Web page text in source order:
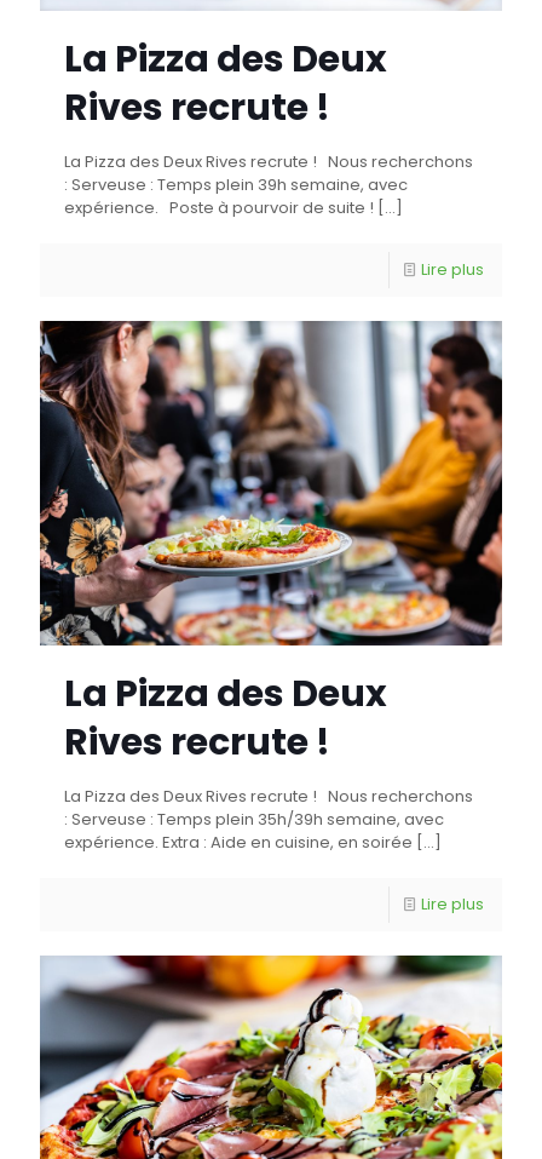
La Pizza des Deux
Rives recrute !
La Pizza des Deux Rives recrute ! Nous recherchons
: Serveuse : Temps plein 39h semaine, avec
expérience. Poste à pourvoir de suite ! […]
Lire plus
La Pizza des Deux
Rives recrute !
La Pizza des Deux Rives recrute ! Nous recherchons
: Serveuse : Temps plein 35h/39h semaine, avec
expérience. Extra : Aide en cuisine, en soirée […]
Lire plus